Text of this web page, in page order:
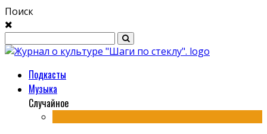
Поиск
Подкасты
Музыка
Случайное